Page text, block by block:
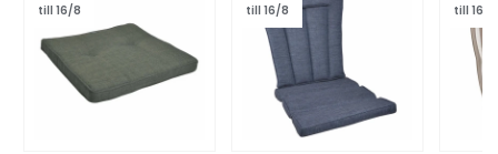
till 16/8 till 16/8 till 16/8